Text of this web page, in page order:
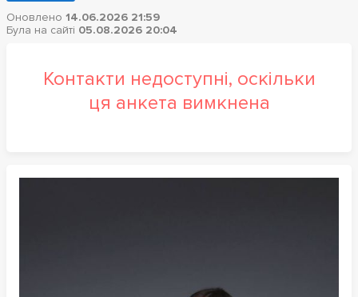
Оновлено 14.06.2026 21:59
Була на сайті 05.08.2026 20:04
Контакти недоступні, оскільки
ця анкета вимкнена